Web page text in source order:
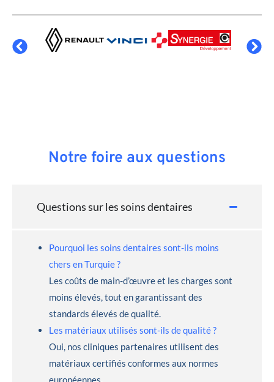
Notre foire aux questions
Questions sur les soins dentaires
Pourquoi les soins dentaires sont-ils moins
chers en Turquie ?
Les coûts de main-d’œuvre et les charges sont
moins élevés, tout en garantissant des
standards élevés de qualité.
Les matériaux utilisés sont-ils de qualité ?
Oui, nos cliniques partenaires utilisent des
matériaux certifiés conformes aux normes
européennes.